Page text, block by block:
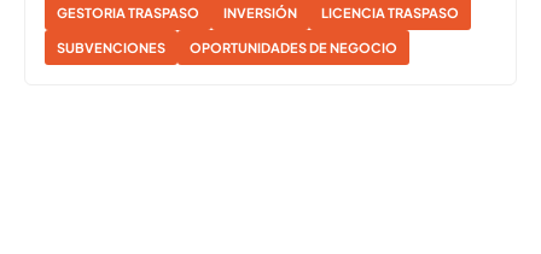
GESTORIA TRASPASO INVERSIÓN LICENCIA TRASPASO
SUBVENCIONES OPORTUNIDADES DE NEGOCIO